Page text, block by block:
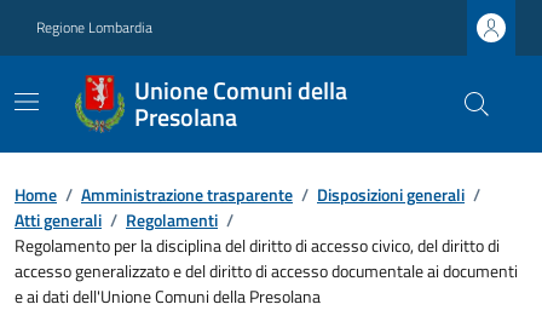
Regione Lombardia
Unione Comuni della
Presolana
Home / Amministrazione trasparente / Disposizioni generali /
Atti generali / Regolamenti /
Regolamento per la disciplina del diritto di accesso civico, del diritto di
accesso generalizzato e del diritto di accesso documentale ai documenti
e ai dati dell'Unione Comuni della Presolana